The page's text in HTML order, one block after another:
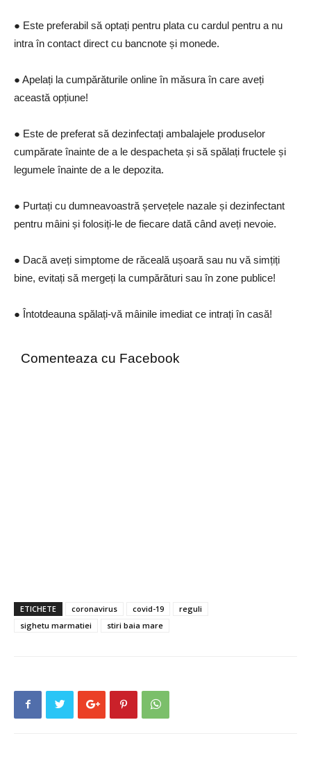
● Este preferabil să optați pentru plata cu cardul pentru a nu
intra în contact direct cu bancnote și monede.
● Apelați la cumpărăturile online în măsura în care aveți
această opțiune!
● Este de preferat să dezinfectați ambalajele produselor
cumpărate înainte de a le despacheta și să spălați fructele și
legumele înainte de a le depozita.
● Purtați cu dumneavoastră șervețele nazale și dezinfectant
pentru mâini și folosiți-le de fiecare dată când aveți nevoie.
● Dacă aveți simptome de răceală ușoară sau nu vă simțiți
bine, evitați să mergeți la cumpărături sau în zone publice!
● Întotdeauna spălați-vă mâinile imediat ce intrați în casă!
Comenteaza cu Facebook
ETICHETE coronavirus covid-19
reguli
sighetu marmatiei
stiri baia mare